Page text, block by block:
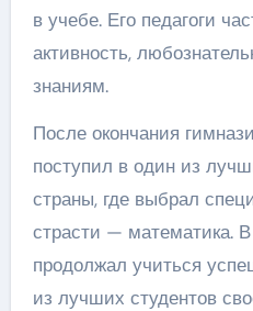
в учебе. Его педагоги
активность,
знаниям.
После окончания
поступил в один из
страны, где выбрал
страсти — математика.
продолжал учиться
из лучших студентов